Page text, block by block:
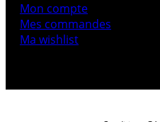
Mon compte
Mes commandes
Ma wishlist